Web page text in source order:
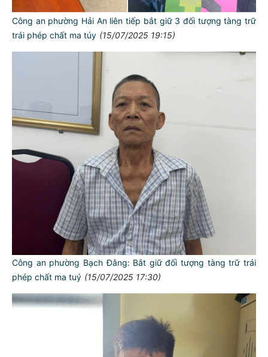
Công an phường Hải An liên tiếp bắt giữ 3 đối tượng tàng trữ
trái phép chất ma túy (15/07/2025 19:15)
Công an phường Bạch Đằng: Bắt giữ đối tượng tàng trữ trái
phép chất ma tuý (15/07/2025 17:30)